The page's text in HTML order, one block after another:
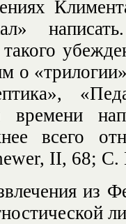
такого
о
времени
всего
II, 68;
из